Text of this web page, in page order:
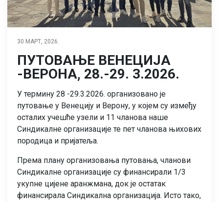
30 МАРТ, 2026.
ПУТОВАЊЕ ВЕНЕЦИЈА
-ВЕРОНА, 28.-29. 3.2026.
У термину 28 -29.3.2026. организовано је
путовање у Венецију и Верону, у којем су између
осталих учешће узели и 11 чланова наше
Синдикалне организације те пет чланова њихових
породица и пријатеља.
Према плану организовања путовања, чланови
Синдикалне организације су финансирали 1/3
укупне цијене аранжмана, док је остатак
финансирала Синдикална организација. Исто тако,